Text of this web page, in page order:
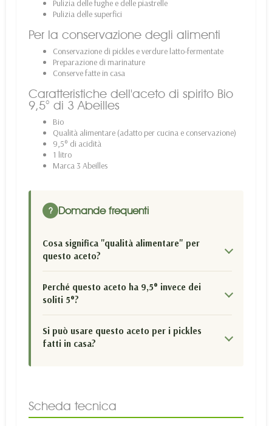
Pulizia delle fughe e delle piastrelle
Pulizia delle superfici
Per la conservazione degli alimenti
Conservazione di pickles e verdure latto-fermentate
Preparazione di marinature
Conserve fatte in casa
Caratteristiche dell'aceto di spirito Bio
9,5° di 3 Abeilles
Bio
Qualità alimentare (adatto per cucina e conservazione)
9,5° di acidità
1 litro
Marca 3 Abeilles
? Domande frequenti
Cosa significa "qualità alimentare" per
questo aceto?
Perché questo aceto ha 9,5° invece dei
soliti 5°?
Si può usare questo aceto per i pickles
fatti in casa?
Scheda tecnica